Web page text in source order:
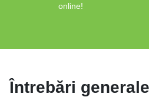
online!
Întrebări generale